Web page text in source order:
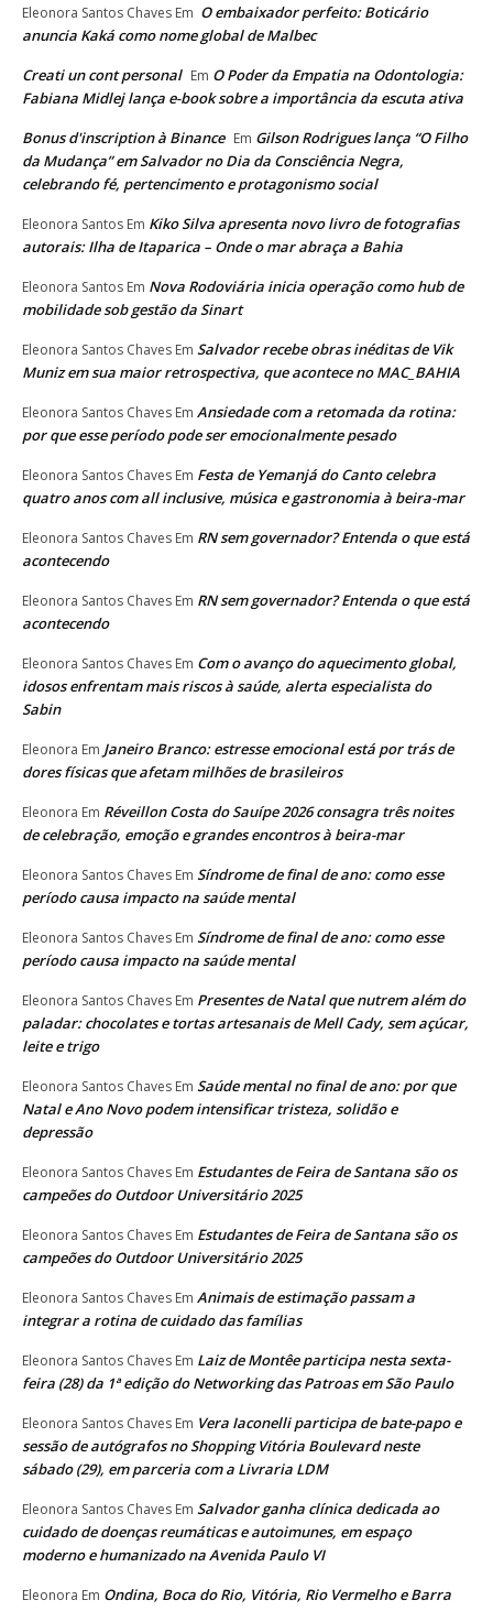
Eleonora Santos Chaves Em O embaixador perfeito: Boticário
anuncia Kaká como nome global de Malbec
Creati un cont personal Em O Poder da Empatia na Odontologia:
Fabiana Midlej lança e-book sobre a importância da escuta ativa
Bonus d'inscription à Binance Em Gilson Rodrigues lança “O Filho
da Mudança” em Salvador no Dia da Consciência Negra,
celebrando fé, pertencimento e protagonismo social
Eleonora Santos Em Kiko Silva apresenta novo livro de fotografias
autorais: Ilha de Itaparica – Onde o mar abraça a Bahia
Eleonora Santos Em Nova Rodoviária inicia operação como hub de
mobilidade sob gestão da Sinart
Eleonora Santos Chaves Em Salvador recebe obras inéditas de Vik
Muniz em sua maior retrospectiva, que acontece no MAC_BAHIA
Eleonora Santos Chaves Em Ansiedade com a retomada da rotina:
por que esse período pode ser emocionalmente pesado
Eleonora Santos Chaves Em Festa de Yemanjá do Canto celebra
quatro anos com all inclusive, música e gastronomia à beira-mar
Eleonora Santos Chaves Em RN sem governador? Entenda o que está
acontecendo
Eleonora Santos Chaves Em RN sem governador? Entenda o que está
acontecendo
Eleonora Santos Chaves Em Com o avanço do aquecimento global,
idosos enfrentam mais riscos à saúde, alerta especialista do
Sabin
Eleonora Em Janeiro Branco: estresse emocional está por trás de
dores físicas que afetam milhões de brasileiros
Eleonora Em Réveillon Costa do Sauípe 2026 consagra três noites
de celebração, emoção e grandes encontros à beira-mar
Eleonora Santos Chaves Em Síndrome de final de ano: como esse
período causa impacto na saúde mental
Eleonora Santos Chaves Em Síndrome de final de ano: como esse
período causa impacto na saúde mental
Eleonora Santos Chaves Em Presentes de Natal que nutrem além do
paladar: chocolates e tortas artesanais de Mell Cady, sem açúcar,
leite e trigo
Eleonora Santos Chaves Em Saúde mental no final de ano: por que
Natal e Ano Novo podem intensificar tristeza, solidão e
depressão
Eleonora Santos Chaves Em Estudantes de Feira de Santana são os
campeões do Outdoor Universitário 2025
Eleonora Santos Chaves Em Estudantes de Feira de Santana são os
campeões do Outdoor Universitário 2025
Eleonora Santos Chaves Em Animais de estimação passam a
integrar a rotina de cuidado das famílias
Eleonora Santos Chaves Em Laiz de Montêe participa nesta sexta-
feira (28) da 1ª edição do Networking das Patroas em São Paulo
Eleonora Santos Chaves Em Vera Iaconelli participa de bate-papo e
sessão de autógrafos no Shopping Vitória Boulevard neste
sábado (29), em parceria com a Livraria LDM
Eleonora Santos Chaves Em Salvador ganha clínica dedicada ao
cuidado de doenças reumáticas e autoimunes, em espaço
moderno e humanizado na Avenida Paulo VI
Eleonora Em Ondina, Boca do Rio, Vitória, Rio Vermelho e Barra